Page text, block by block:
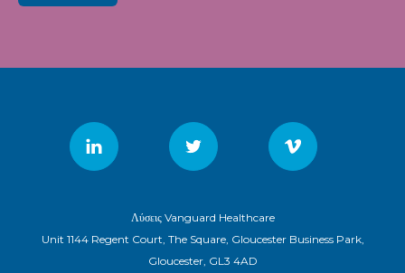
Λύσεις Vanguard Healthcare
Unit 1144 Regent Court, The Square, Gloucester Business Park,
Gloucester, GL3 4AD